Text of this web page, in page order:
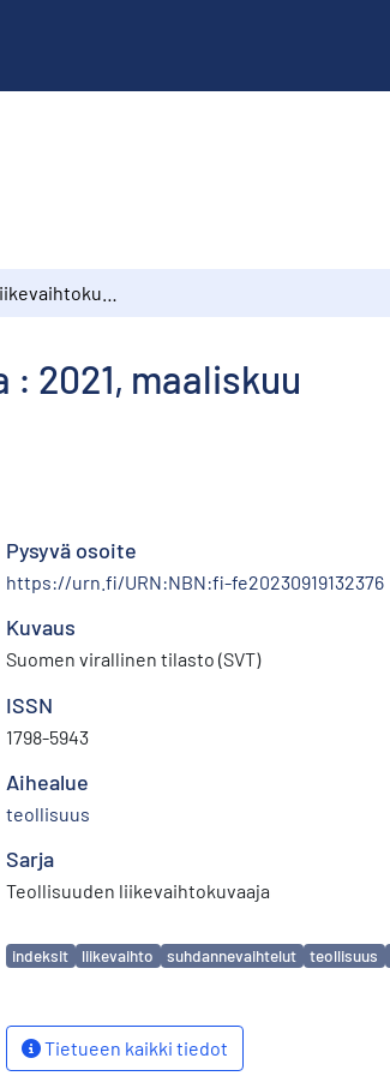
2021, maaliskuu
Pysyvä osoite
https://urn.fi/URN:NBN:fi-fe20230919132376
Kuvaus
Suomen virallinen tilasto (SVT)
ISSN
1798-5943
Aihealue
teollisuus
Sarja
Teollisuuden liikevaihtokuvaaja
Avainsanat
indeksit liikevaihto suhdannevaihtelut teollisuus
Tietueen kaikki tiedot